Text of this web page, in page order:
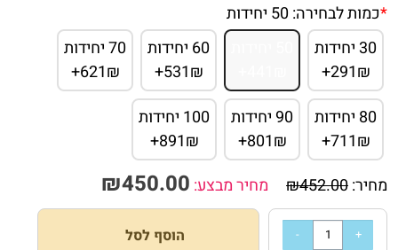
*כמות לבחירה:50 יחידות
30 יחידות
291₪+
60 יחידות
531₪+
70 יחידות
621₪+
80 יחידות
711₪+
90 יחידות
801₪+
100 יחידות
891₪+
מחיר:
₪452.00 מחיר מבצע: ₪450.00
הוסף לסל